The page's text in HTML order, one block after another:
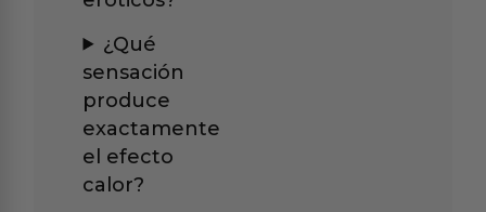
¿Qué
sensación
produce
exactamente
el efecto
calor?